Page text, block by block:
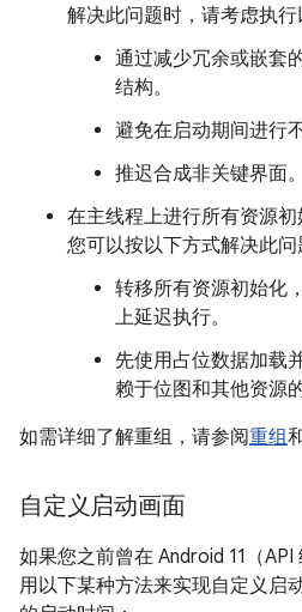
解决此问题时，请考虑执行
通过减少冗余或嵌套
结构。
避免在启动期间进行
推迟合成非关键界面。
在主线程上进行所有资源初
您可以按以下方式解决此问
转移所有资源初始化
上延迟执行。
先使用占位数据加载
赖于位图和其他资源
如需详细了解重组，请参阅重组
自定义启动画面
如果您之前曾在 Android 11（
用以下某种方法来实现自定义启